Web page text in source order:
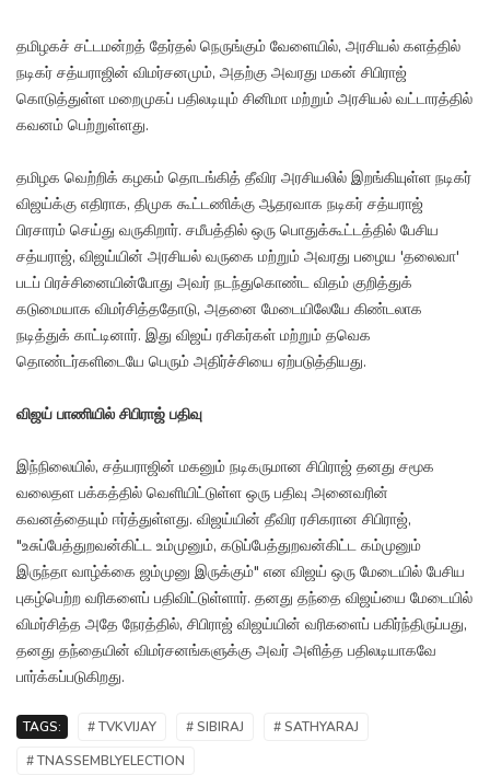
தமிழகச் சட்டமன்றத் தேர்தல் நெருங்கும் வேளையில், அரசியல் களத்தில்
நடிகர் சத்யராஜின் விமர்சனமும், அதற்கு அவரது மகன் சிபிராஜ்
கொடுத்துள்ள மறைமுகப் பதிலடியும் சினிமா மற்றும் அரசியல் வட்டாரத்தில்
கவனம் பெற்றுள்ளது.
தமிழக வெற்றிக் கழகம் தொடங்கித் தீவிர அரசியலில் இறங்கியுள்ள நடிகர்
விஜய்க்கு எதிராக, திமுக கூட்டணிக்கு ஆதரவாக நடிகர் சத்யராஜ்
பிரசாரம் செய்து வருகிறார். சமீபத்தில் ஒரு பொதுக்கூட்டத்தில் பேசிய
சத்யராஜ், விஜய்யின் அரசியல் வருகை மற்றும் அவரது பழைய 'தலைவா'
படப் பிரச்சினையின்போது அவர் நடந்துகொண்ட விதம் குறித்துக்
கடுமையாக விமர்சித்ததோடு, அதனை மேடையிலேயே கிண்டலாக
நடித்துக் காட்டினார். இது விஜய் ரசிகர்கள் மற்றும் தவெக
தொண்டர்களிடையே பெரும் அதிர்ச்சியை ஏற்படுத்தியது.
விஜய் பாணியில் சிபிராஜ் பதிவு
இந்நிலையில், சத்யராஜின் மகனும் நடிகருமான சிபிராஜ் தனது சமூக
வலைதள பக்கத்தில் வெளியிட்டுள்ள ஒரு பதிவு அனைவரின்
கவனத்தையும் ஈர்த்துள்ளது. விஜய்யின் தீவிர ரசிகரான சிபிராஜ்,
"உசுப்பேத்துறவன்கிட்ட உம்முனும், கடுப்பேத்துறவன்கிட்ட கம்முனும்
இருந்தா வாழ்க்கை ஜம்முனு இருக்கும்" என விஜய் ஒரு மேடையில் பேசிய
புகழ்பெற்ற வரிகளைப் பதிவிட்டுள்ளார். தனது தந்தை விஜய்யை மேடையில்
விமர்சித்த அதே நேரத்தில், சிபிராஜ் விஜய்யின் வரிகளைப் பகிர்ந்திருப்பது,
தனது தந்தையின் விமர்சனங்களுக்கு அவர் அளித்த பதிலடியாகவே
பார்க்கப்படுகிறது.
TAGS: # TVKVIJAY # SIBIRAJ
# SATHYARAJ
# TNASSEMBLYELECTION